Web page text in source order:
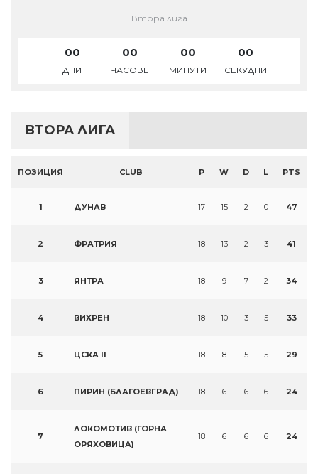
Втора лига
00
ДНИ
00
ЧАСОВЕ
00
МИНУТИ
00
СЕКУДНИ
ВТОРА ЛИГА
ПОЗИЦИЯ CLUB P W D L PTS
1 ДУНАВ 17 15 2 0 47
2 ФРАТРИЯ 18 13 2 3 41
3 ЯНТРА 18 9 7 2 34
4 ВИХРЕН 18 10 3 5 33
5 ЦСКА II 18 8 5 5 29
6 ПИРИН (БЛАГОЕВГРАД) 18 6 6 6 24
7
ЛОКОМОТИВ (ГОРНА
ОРЯХОВИЦА)
18 6 6 6 24